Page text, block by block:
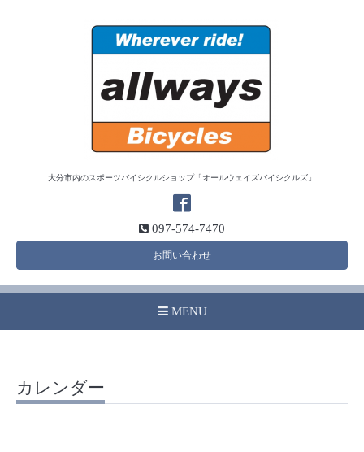
大分市内のスポーツバイシクルショップ「オールウェイズバイシクルズ」
097-574-7470
お問い合わせ
MENU
カレンダー